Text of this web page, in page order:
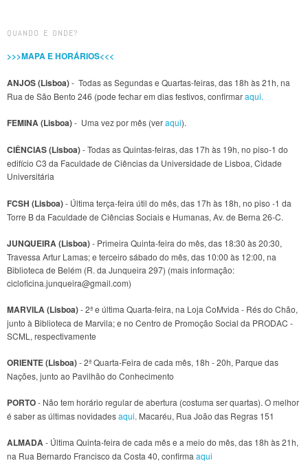
QUANDO E ONDE?
>>>MAPA E HORÁRIOS<<<
ANJOS (Lisboa)- Todas as Segundas e Quartas-feiras, das 18h às 21h, na
Rua de São Bento 246 (pode fechar em dias festivos, confirmaraqui.
FEMINA (Lisboa)- Uma vez por mês (veraqui).
CIÊNCIAS (Lisboa)- Todas as Quintas-feiras, das 17h às 19h, no piso-1 do
edifício C3 da Faculdade de Ciências da Universidade de Lisboa, Cidade
Universitária
FCSH (Lisboa)- Última terça-feira útil do mês, das 17h às 18h, no piso -1 da
Torre B da Faculdade de Ciências Sociais e Humanas, Av. de Berna 26-C.
JUNQUEIRA (Lisboa)- Primeira Quinta-feira do mês, das 18:30 às 20:30,
Travessa Artur Lamas; e terceiro sábado do mês, das 10:00 às 12:00, na
Biblioteca de Belém (R. da Junqueira 297) (mais informação:
cicloficina.junqueira@gmail.com)
MARVILA (Lisboa)- 2ª e última Quarta-feira, na Loja CoMvida - Rés do Chão,
junto à Biblioteca de Marvila; e no Centro de Promoção Social da PRODAC -
SCML, respectivamente
ORIENTE (Lisboa)- 2ª Quarta-Feira de cada mês, 18h - 20h, Parque das
Nações, junto ao Pavilhão do Conhecimento
PORTO- Não tem horário regular de abertura (costuma ser quartas). O melhor
é saber as últimas novidadesaqui. Macaréu, Rua João das Regras 151
ALMADA- Última Quinta-feira de cada mês e a meio do mês, das 18h às 21h,
na Rua Bernardo Francisco da Costa 40, confirmaaqui